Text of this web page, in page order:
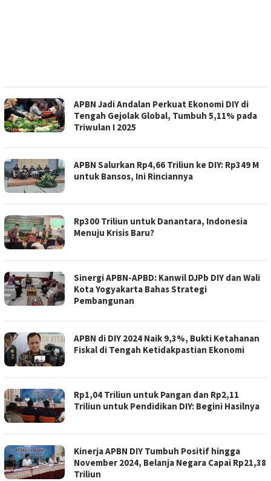
APBN Jadi Andalan Perkuat Ekonomi DIY di
Tengah Gejolak Global, Tumbuh 5,11% pada
Triwulan I 2025
APBN Salurkan Rp4,66 Triliun ke DIY: Rp349 M
untuk Bansos, Ini Rinciannya
Rp300 Triliun untuk Danantara, Indonesia
Menuju Krisis Baru?
Sinergi APBN-APBD: Kanwil DJPb DIY dan Wali
Kota Yogyakarta Bahas Strategi
Pembangunan
APBN di DIY 2024 Naik 9,3%, Bukti Ketahanan
Fiskal di Tengah Ketidakpastian Ekonomi
Rp1,04 Triliun untuk Pangan dan Rp2,11
Triliun untuk Pendidikan DIY: Begini Hasilnya
Kinerja APBN DIY Tumbuh Positif hingga
November 2024, Belanja Negara Capai Rp21,38
Triliun